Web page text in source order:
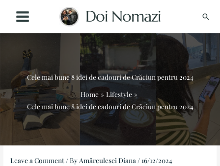
Doi Nomazi
Cele mai bune 8 idei de cadouri de Crăciun pentru 2024
Home
Lifestyle
Cele mai bune 8 idei de cadouri de Crăciun pentru 2024
Leave a Comment / By Amărculesei Diana /16/12/2024
Instagram
TikTok
Facebook
YouTube
Pinterest
X Threads
LinkedIn